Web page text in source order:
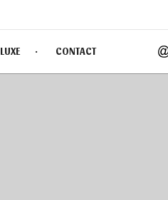
LUXE CONTACT